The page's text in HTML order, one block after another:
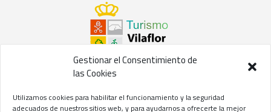
Gestionar el Consentimiento de
las Cookies
Utilizamos cookies para habilitar el funcionamiento y la seguridad
adecuados de nuestros sitios web, y para ayudarnos a ofrecerte la mejor
©2021 Concejalía de Turismo del
Ayuntamiento de Vilaflor
de Chasna